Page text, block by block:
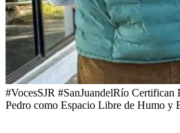
#VocesSJR #SanJuandelRío Certifican
Pedro como Espacio Libre de Humo y